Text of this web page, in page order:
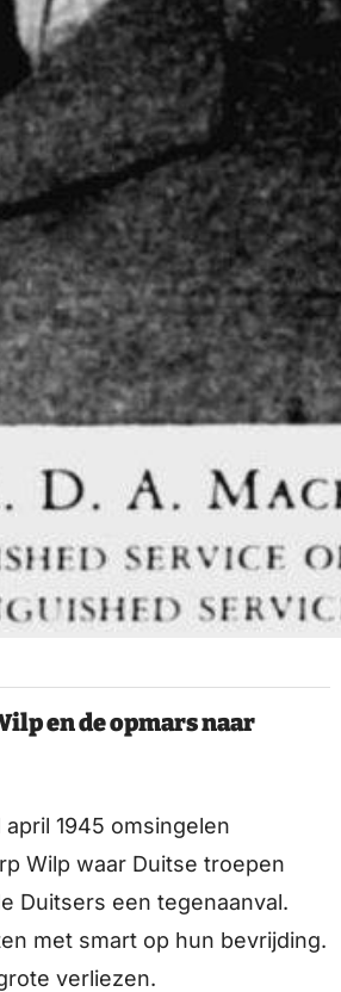
en de opmars naar
1945 omsingelen
Wilp waar Duitse troepen
Duitsers een tegenaanval.
met smart op hun bevrijding.
verliezen.